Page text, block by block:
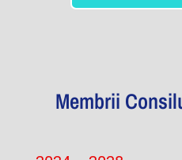
Membrii